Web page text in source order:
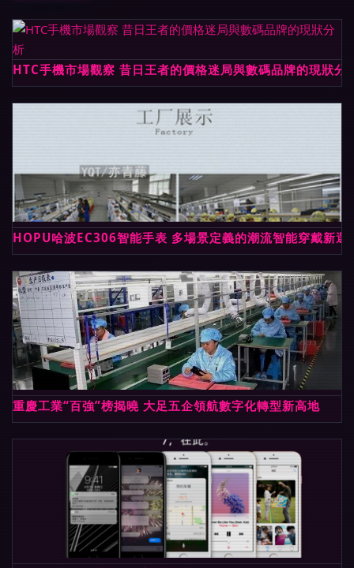
HTC手機市場觀察 昔日王者的價格迷局與數碼品牌的現狀分
HOPU哈波EC306智能手表 多場景定義的潮流智能穿戴新選
重慶工業“百強”榜揭曉 大足五企領航數字化轉型新高地